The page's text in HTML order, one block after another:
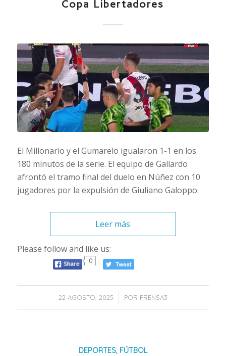
Copa Libertadores
El Millonario y el Gumarelo igualaron 1-1 en los
180 minutos de la serie. El equipo de Gallardo
afrontó el tramo final del duelo en Núñez con 10
jugadores por la expulsión de Giuliano Galoppo.
Leer más
Please follow and like us:
0
22 AGOSTO, 2025
/ POR PRENSA3
DEPORTES, FÚTBOL